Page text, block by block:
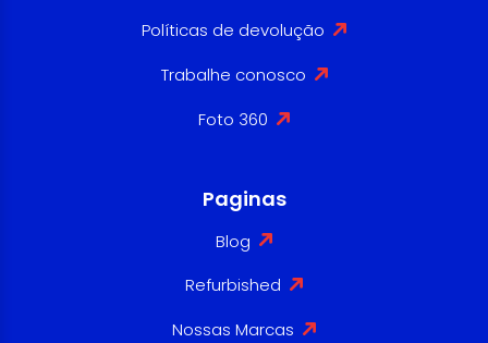
Políticas de devolução
Trabalhe conosco
Foto 360
Paginas
Blog
Refurbished
Nossas Marcas